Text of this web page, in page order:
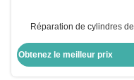
Réparation de cylindres de
Obtenez le meilleur prix